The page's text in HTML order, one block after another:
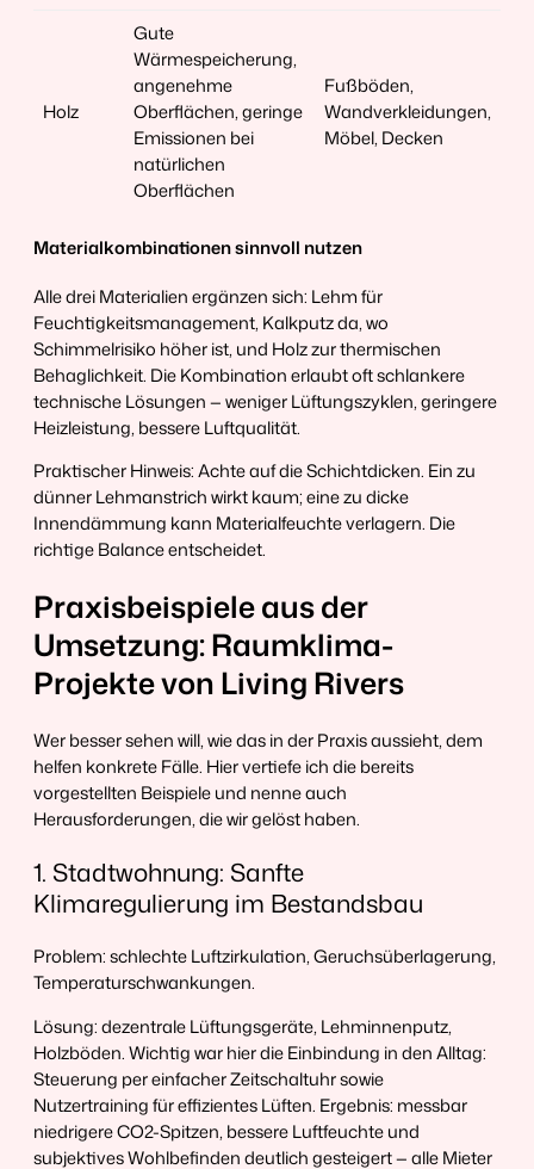
Holz
Gute
Wärmespeicherung,
angenehme
Oberflächen, geringe
Emissionen bei
natürlichen
Oberflächen
Fußböden,
Wandverkleidungen,
Möbel, Decken
Materialkombinationen sinnvoll nutzen
Alle drei Materialien ergänzen sich: Lehm für
Feuchtigkeitsmanagement, Kalkputz da, wo
Schimmelrisiko höher ist, und Holz zur thermischen
Behaglichkeit. Die Kombination erlaubt oft schlankere
technische Lösungen — weniger Lüftungszyklen, geringere
Heizleistung, bessere Luftqualität.
Praktischer Hinweis: Achte auf die Schichtdicken. Ein zu
dünner Lehmanstrich wirkt kaum; eine zu dicke
Innendämmung kann Materialfeuchte verlagern. Die
richtige Balance entscheidet.
Praxisbeispiele aus der
Umsetzung: Raumklima-
Projekte von Living Rivers
Wer besser sehen will, wie das in der Praxis aussieht, dem
helfen konkrete Fälle. Hier vertiefe ich die bereits
vorgestellten Beispiele und nenne auch
Herausforderungen, die wir gelöst haben.
1. Stadtwohnung: Sanfte
Klimaregulierung im Bestandsbau
Problem: schlechte Luftzirkulation, Geruchsüberlagerung,
Temperaturschwankungen.
Lösung: dezentrale Lüftungsgeräte, Lehminnenputz,
Holzböden. Wichtig war hier die Einbindung in den Alltag:
Steuerung per einfacher Zeitschaltuhr sowie
Nutzertraining für effizientes Lüften. Ergebnis: messbar
niedrigere CO2-Spitzen, bessere Luftfeuchte und
subjektives Wohlbefinden deutlich gesteigert — alle Mieter